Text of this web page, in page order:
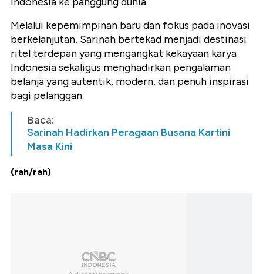
Melalui kepemimpinan baru dan fokus pada inovasi
berkelanjutan, Sarinah bertekad menjadi destinasi
ritel terdepan yang mengangkat kekayaan karya
Indonesia sekaligus menghadirkan pengalaman
belanja yang autentik, modern, dan penuh inspirasi
bagi pelanggan.
Baca:
Sarinah Hadirkan Peragaan Busana Kartini
Masa Kini
(rah/rah)